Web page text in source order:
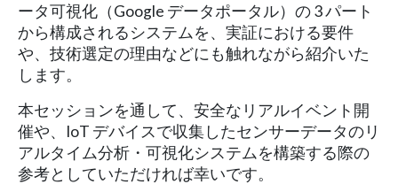
ータ可視化（Google データポータル）の 3 パート
から構成されるシステムを、実証における要件
や、技術選定の理由などにも触れながら紹介いた
します。
本セッションを通して、安全なリアルイベント開
催や、IoT デバイスで収集したセンサーデータのリ
アルタイム分析・可視化システムを構築する際の
参考としていただければ幸いです。